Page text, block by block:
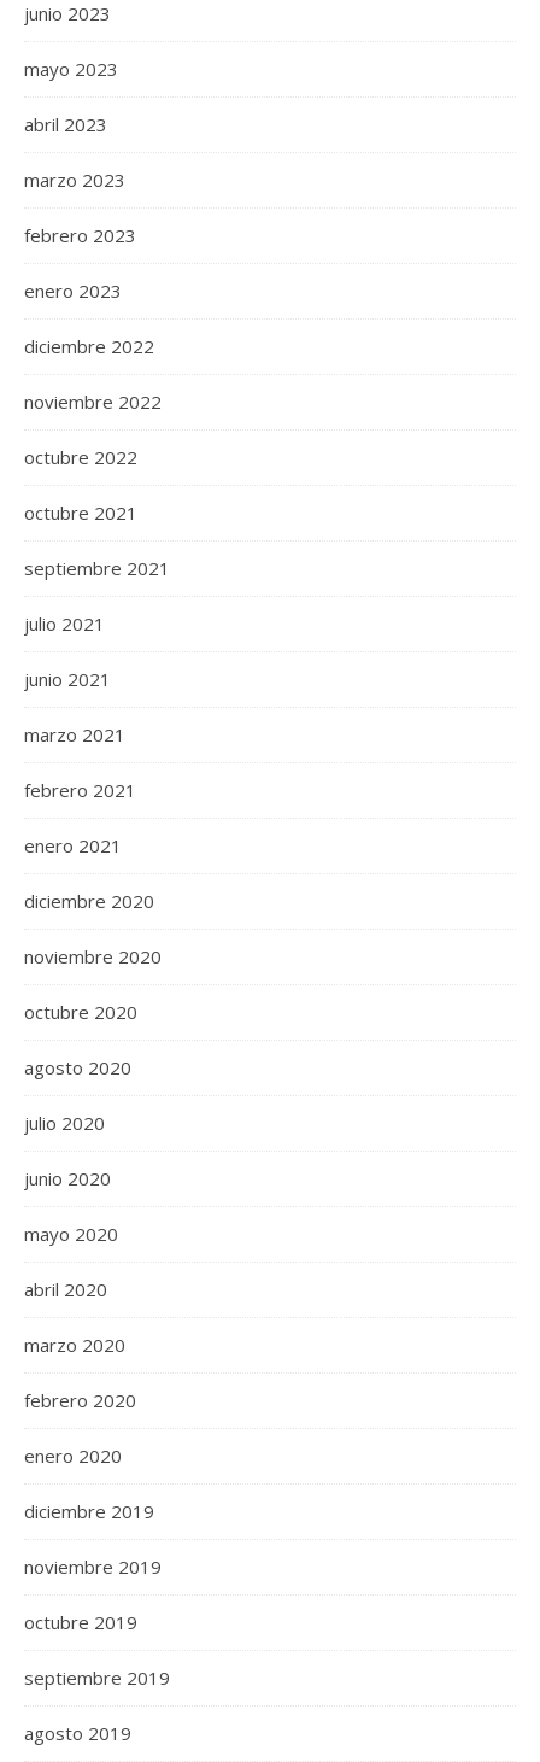
junio 2023
mayo 2023
abril 2023
marzo 2023
febrero 2023
enero 2023
diciembre 2022
noviembre 2022
octubre 2022
octubre 2021
septiembre 2021
julio 2021
junio 2021
marzo 2021
febrero 2021
enero 2021
diciembre 2020
noviembre 2020
octubre 2020
agosto 2020
julio 2020
junio 2020
mayo 2020
abril 2020
marzo 2020
febrero 2020
enero 2020
diciembre 2019
noviembre 2019
octubre 2019
septiembre 2019
agosto 2019